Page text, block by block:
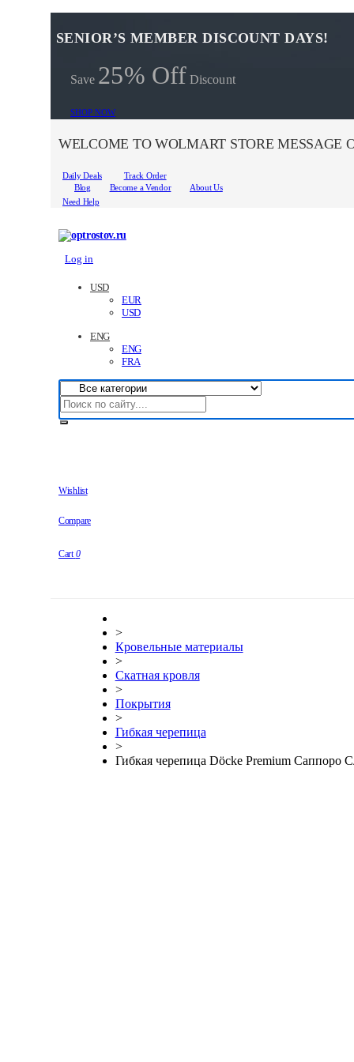
SENIOR’S MEMBER DISCOUNT DAYS!
Save 25% Off Discount
SHOP NOW
WELCOME TO WOLMART STORE MESSAGE
Daily Deals
Track Order
Blog
Become a Vendor
About Us
Need Help
Log in
USD
EUR
USD
ENG
ENG
FRA
Wishlist
Compare
Cart 0
>
Кровельные материалы
>
Скатная кровля
>
Покрытия
>
Гибкая черепица
>
Гибкая черепица Döcke Premium Саппоро